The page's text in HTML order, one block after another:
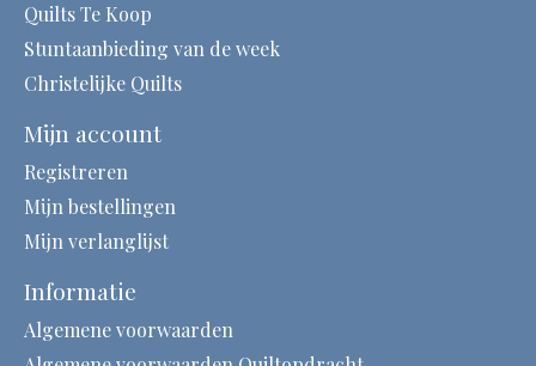
Quilts Te Koop
Stuntaanbieding van de week
Christelijke Quilts
Mijn account
Registreren
Mijn bestellingen
Mijn verlanglijst
Informatie
Algemene voorwaarden